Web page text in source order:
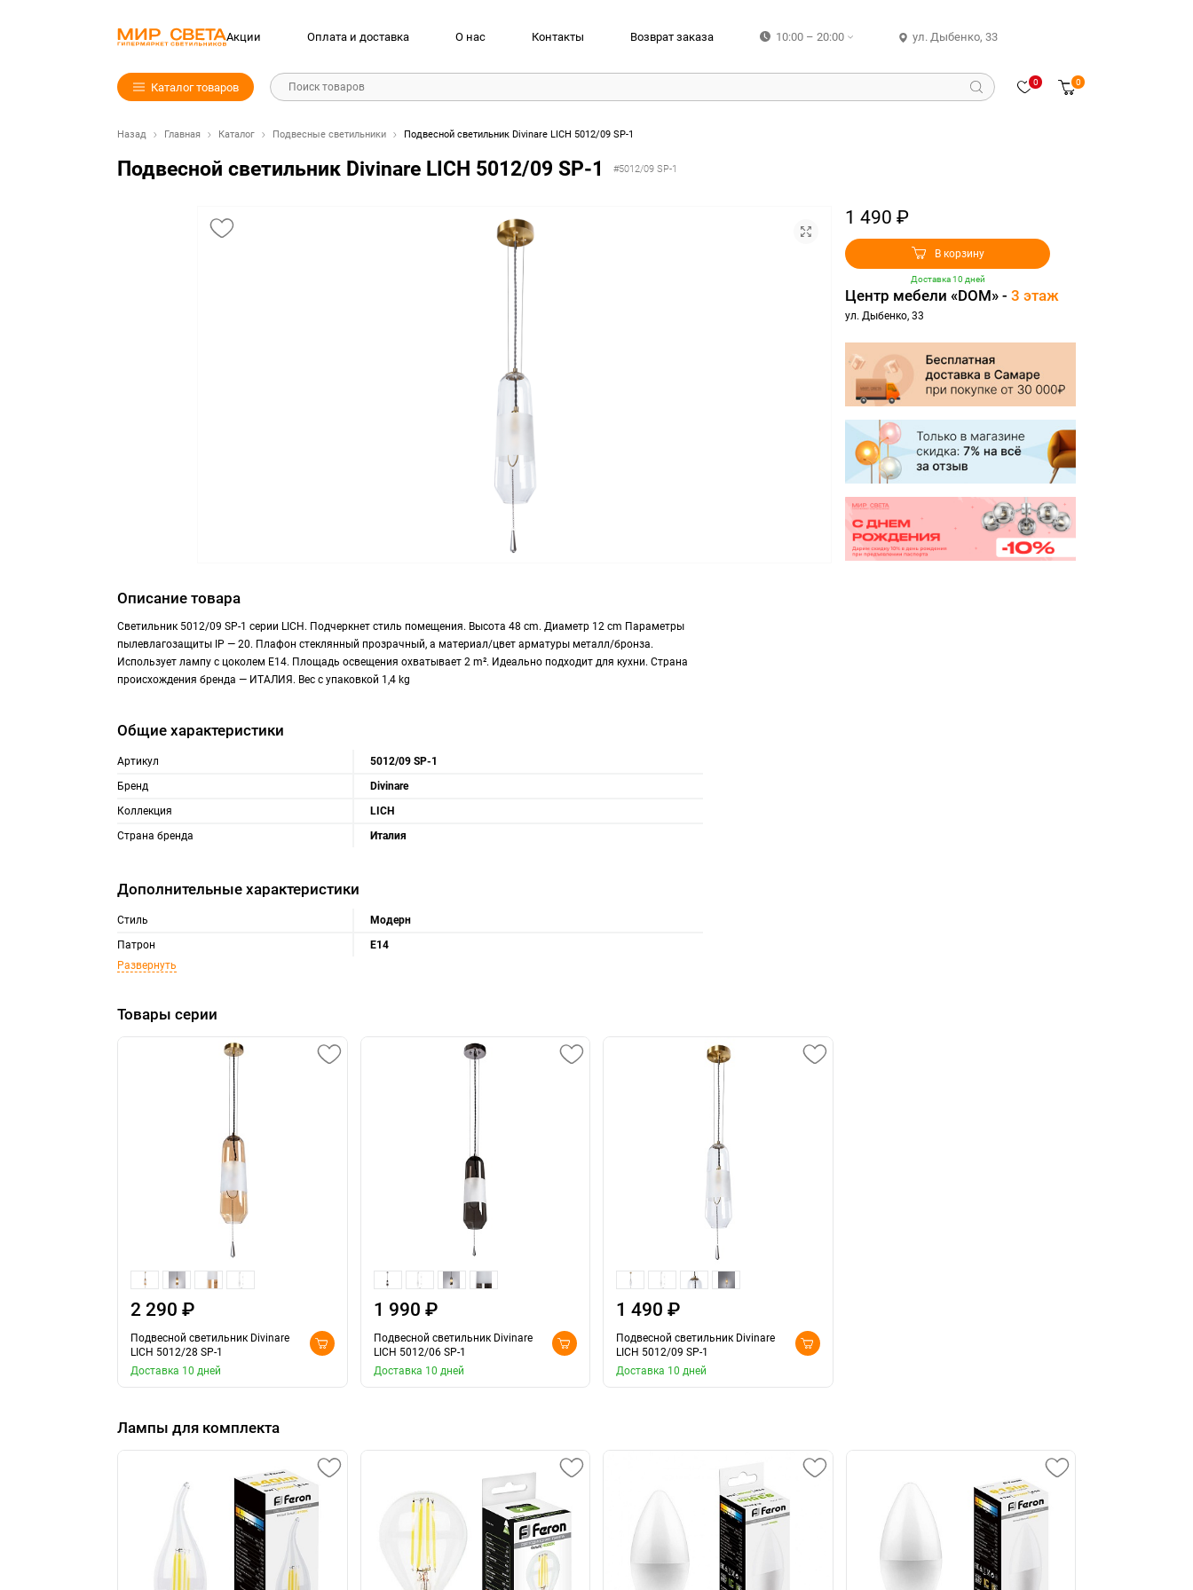
Акции Оплата и доставка О нас Контакты Возврат заказа 10:00 – 20:00 ул. Дыбенко, 33
Каталог товаров Поиск товаров 0 0
Назад Главная Каталог Подвесные светильники Подвесной светильник Divinare LICH 5012/09 SP-1
Подвесной светильник Divinare LICH 5012/09 SP-1 #5012/09 SP-1
1 490 ₽
В корзину
Доставка 10 дней
Центр мебели «DOM» - 3 этаж
ул. Дыбенко, 33
Описание товара
Светильник 5012/09 SP-1 серии LICH. Подчеркнет стиль помещения. Высота 48 cm. Диаметр 12 cm Параметры
пылевлагозащиты IP — 20. Плафон стеклянный прозрачный, а материал/цвет арматуры металл/бронза.
Использует лампу с цоколем E14. Площадь освещения охватывает 2 m². Идеально подходит для кухни. Страна
происхождения бренда — ИТАЛИЯ. Вес с упаковкой 1,4 kg
Общие характеристики
Артикул
5012/09 SP-1
Бренд
Divinare
Коллекция
LICH
Страна бренда
Италия
Дополнительные характеристики
Стиль
Модерн
Патрон
E14
Развернуть
Товары серии
2 290 ₽
Подвесной светильник Divinare
LICH 5012/28 SP-1
Доставка 10 дней
1 990 ₽
Подвесной светильник Divinare
LICH 5012/06 SP-1
Доставка 10 дней
1 490 ₽
Подвесной светильник Divinare
LICH 5012/09 SP-1
Доставка 10 дней
Лампы для комплекта